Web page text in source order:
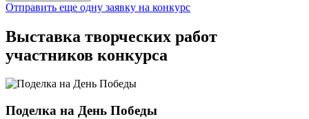
Отправить еще одну заявку на конкурс
Выставка творческих работ
участников конкурса
Поделка на День Победы